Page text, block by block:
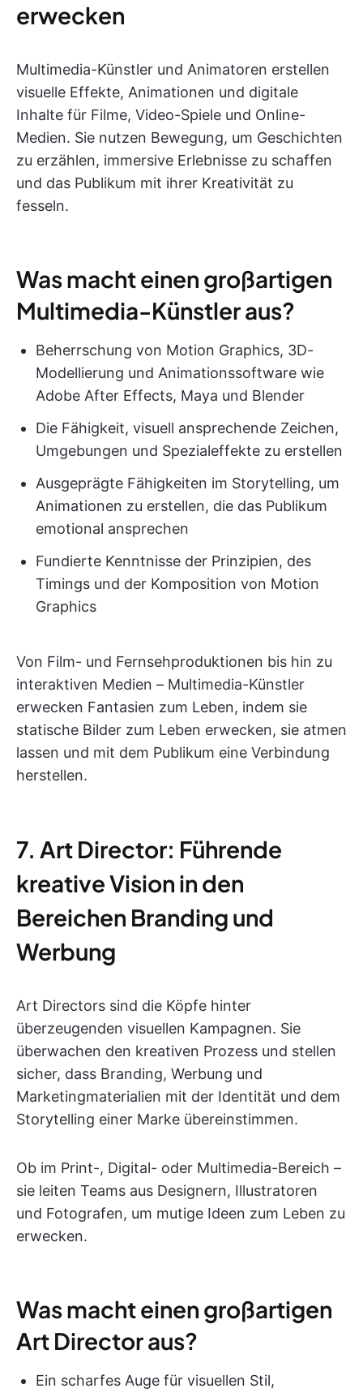
erwecken
Multimedia-Künstler und Animatoren erstellen
visuelle Effekte, Animationen und digitale
Inhalte für Filme, Video-Spiele und Online-
Medien. Sie nutzen Bewegung, um Geschichten
zu erzählen, immersive Erlebnisse zu schaffen
und das Publikum mit ihrer Kreativität zu
fesseln.
Was macht einen großartigen
Multimedia-Künstler aus?
Beherrschung von Motion Graphics, 3D-
Modellierung und Animationssoftware wie
Adobe After Effects, Maya und Blender
Die Fähigkeit, visuell ansprechende Zeichen,
Umgebungen und Spezialeffekte zu erstellen
Ausgeprägte Fähigkeiten im Storytelling, um
Animationen zu erstellen, die das Publikum
emotional ansprechen
Fundierte Kenntnisse der Prinzipien, des
Timings und der Komposition von Motion
Graphics
Von Film- und Fernsehproduktionen bis hin zu
interaktiven Medien – Multimedia-Künstler
erwecken Fantasien zum Leben, indem sie
statische Bilder zum Leben erwecken, sie atmen
lassen und mit dem Publikum eine Verbindung
herstellen.
7. Art Director: Führende
kreative Vision in den
Bereichen Branding und
Werbung
Art Directors sind die Köpfe hinter
überzeugenden visuellen Kampagnen. Sie
überwachen den kreativen Prozess und stellen
sicher, dass Branding, Werbung und
Marketingmaterialien mit der Identität und dem
Storytelling einer Marke übereinstimmen.
Ob im Print-, Digital- oder Multimedia-Bereich –
sie leiten Teams aus Designern, Illustratoren
und Fotografen, um mutige Ideen zum Leben zu
erwecken.
Was macht einen großartigen
Art Director aus?
Ein scharfes Auge für visuellen Stil,